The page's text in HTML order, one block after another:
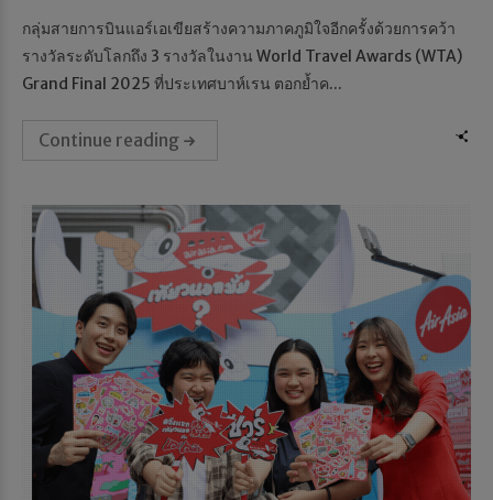
กลุ่มสายการบินแอร์เอเขียสร้างความภาคภูมิใจอีกครั้งด้วยการคว้า
รางวัลระดับโลกถึง 3 รางวัลในงาน World Travel Awards (WTA)
Grand Final 2025 ที่ประเทศบาห์เรน ตอกย้ำค...
Continue reading